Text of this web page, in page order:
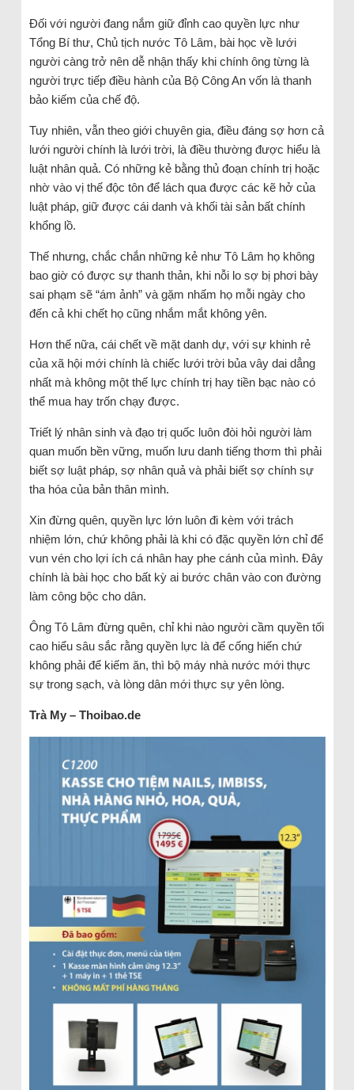
Đối với người đang nắm giữ đỉnh cao quyền lực như
Tổng Bí thư, Chủ tịch nước Tô Lâm, bài học về lưới
người càng trở nên dễ nhận thấy khi chính ông từng là
người trực tiếp điều hành của Bộ Công An vốn là thanh
bảo kiếm của chế độ.
Tuy nhiên, vẫn theo giới chuyên gia, điều đáng sợ hơn cả
lưới người chính là lưới trời, là điều thường được hiểu là
luật nhân quả. Có những kẻ bằng thủ đoạn chính trị hoặc
nhờ vào vị thế độc tôn để lách qua được các kẽ hở của
luật pháp, giữ được cái danh và khối tài sản bất chính
khổng lồ.
Thế nhưng, chắc chắn những kẻ như Tô Lâm họ không
bao giờ có được sự thanh thản, khi nỗi lo sợ bị phơi bày
sai phạm sẽ “ám ảnh” và gặm nhấm họ mỗi ngày cho
đến cả khi chết họ cũng nhắm mắt không yên.
Hơn thế nữa, cái chết về mặt danh dự, với sự khinh rẻ
của xã hội mới chính là chiếc lưới trời bủa vây dai dẳng
nhất mà không một thế lực chính trị hay tiền bạc nào có
thể mua hay trốn chạy được.
Triết lý nhân sinh và đạo trị quốc luôn đòi hỏi người làm
quan muốn bền vững, muốn lưu danh tiếng thơm thì phải
biết sợ luật pháp, sợ nhân quả và phải biết sợ chính sự
tha hóa của bản thân mình.
Xin đừng quên, quyền lực lớn luôn đi kèm với trách
nhiệm lớn, chứ không phải là khi có đặc quyền lớn chỉ để
vun vén cho lợi ích cá nhân hay phe cánh của mình. Đây
chính là bài học cho bất kỳ ai bước chân vào con đường
làm công bộc cho dân.
Ông Tô Lâm đừng quên, chỉ khi nào người cầm quyền tối
cao hiểu sâu sắc rằng quyền lực là để cống hiến chứ
không phải để kiếm ăn, thì bộ máy nhà nước mới thực
sự trong sạch, và lòng dân mới thực sự yên lòng.
Trà My – Thoibao.de